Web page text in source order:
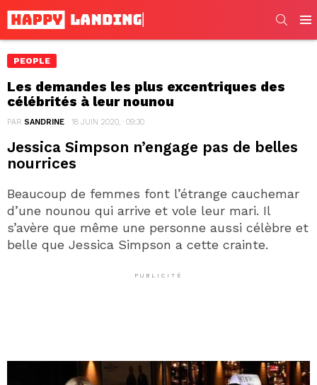
PEOPLE
Les demandes les plus excentriques des
célébrités à leur nounou
PAR SANDRINE 18 JUIN 2020, · 09:30
Jessica Simpson n’engage pas de belles
nourrices
Beaucoup de femmes font l’étrange cauchemar
d’une nounou qui arrive et vole leur mari. Il
s’avère que même une personne aussi célèbre et
belle que Jessica Simpson a cette crainte.
PUBLICITÉ